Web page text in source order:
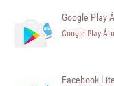
Google Play
Google Play
Facebook